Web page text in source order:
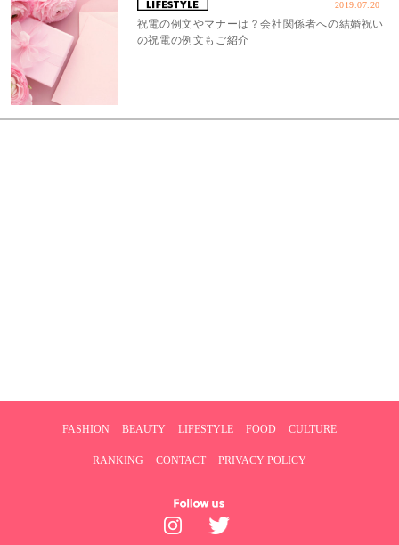
2019.07.20
祝電の例文やマナーは？会社関係者への結婚祝い
の祝電の例文もご紹介
FASHION BEAUTY LIFESTYLE FOOD CULTURE
RANKING CONTACT PRIVACY POLICY